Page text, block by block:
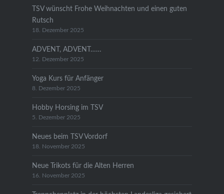
TSV wünscht Frohe Weihnachten und einen guten
Rutsch
18. Dezember 2025
ADVENT, ADVENT……
12. Dezember 2025
Yoga Kurs für Anfänger
8. Dezember 2025
Hobby Horsing im TSV
5. Dezember 2025
Neues beim TSV Vordorf
18. November 2025
Neue Trikots für die Alten Herren
16. November 2025